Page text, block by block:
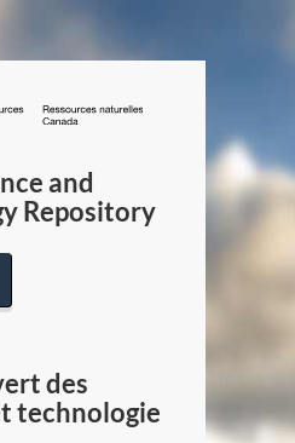
/
Canada
and
Repository
des
technologie